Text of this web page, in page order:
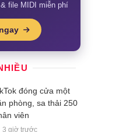
file MIDI miễn phí
đóng cửa một
phòng, sa thải 250
viên
3 giờ trước